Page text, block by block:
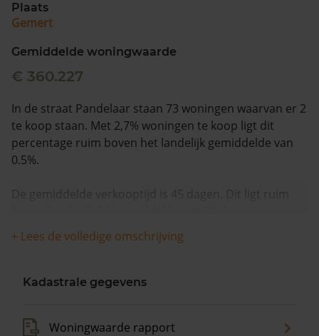
Plaats
Gemert
Gemiddelde woningwaarde
€ 360.227
In de straat Pandelaar staan 73 woningen waarvan er 2
te koop staan. Met 2,7% woningen te koop ligt dit
percentage ruim boven het landelijk gemiddelde van
0.5%.
De gemiddelde verkooptijd is 45 dagen. Dit ligt ruim
De gemiddelde huizenprijs is €417.000. De gemiddelde
de gemiddelde woningwaarde met 2,1% gestegen.
+ Lees de volledige omschrijving
Kadastrale gegevens
Woningwaarde rapport